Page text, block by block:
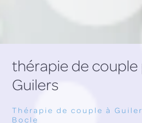
thérapie de couple
Guilers
Thérapie de couple à
Bocle